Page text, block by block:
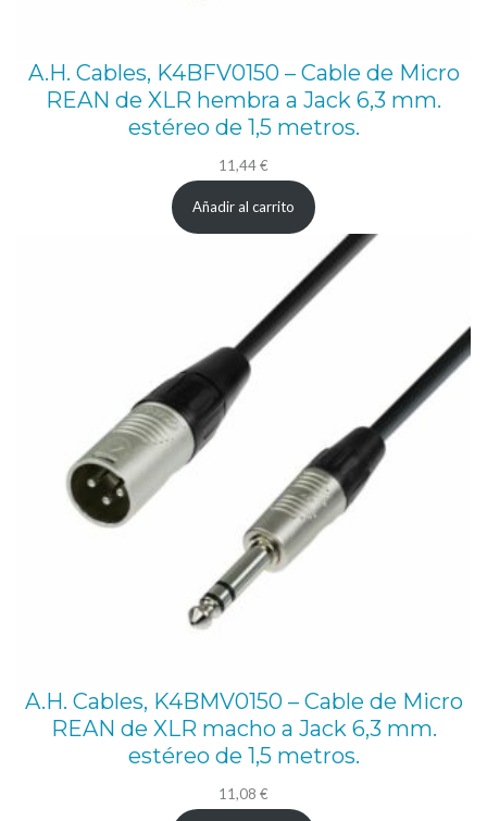
A.H. Cables, K4BFV0150 – Cable de Micro
REAN de XLR hembra a Jack 6,3 mm.
estéreo de 1,5 metros.
11,44€
Añadir al carrito
A.H. Cables, K4BMV0150 – Cable de Micro
REAN de XLR macho a Jack 6,3 mm.
estéreo de 1,5 metros.
11,08 €